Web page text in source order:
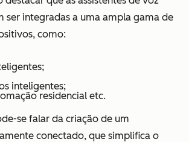
ser integradas a uma ampla gama de
como:
inteligentes;
residencial etc.
se falar da criação de um
conectado, que simplifica o